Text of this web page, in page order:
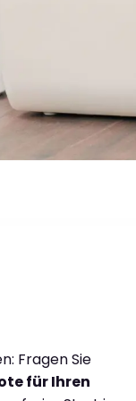
Fragen Sie
für Ihren